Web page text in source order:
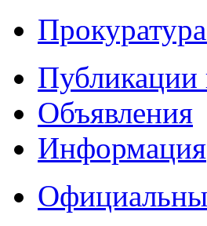
Публикации
Объявления
Информация